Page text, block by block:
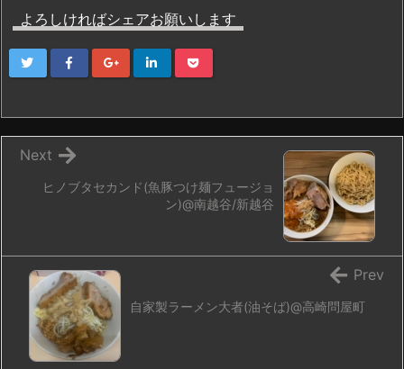
よろしければシェアお願いします
ヒノブタセカンド(魚豚つけ麺フュージョ
ン)@南越谷/新越谷
Next
自家製ラーメン大者(油そば)@高崎問屋町
Prev